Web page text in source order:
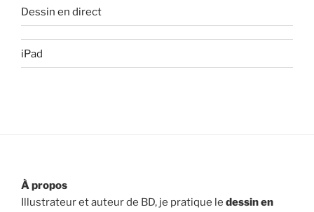
Dessin en direct
iPad
À propos
Illustrateur et auteur de BD, je pratique le dessin en